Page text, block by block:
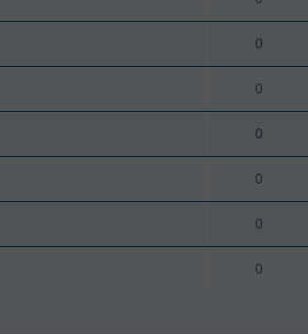
0
0
0
0
0
0